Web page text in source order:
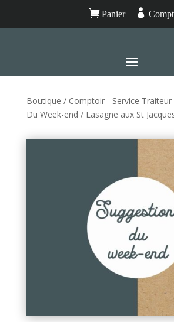
Panier 
Boutique / Comptoir - Service Traiteur
Du Week-end / Lasagne aux St